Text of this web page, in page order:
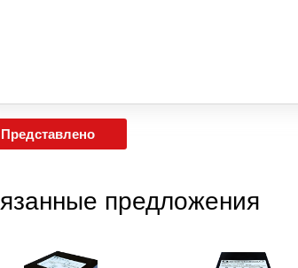
Представлено
предложения